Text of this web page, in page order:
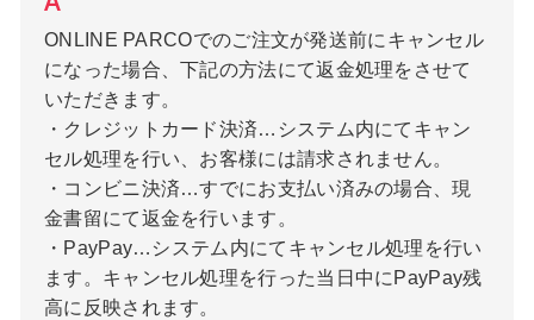
ONLINE PARCOでのご注文が発送前にキャンセル
になった場合、下記の方法にて返金処理をさせて
いただきます。
・クレジットカード決済…システム内にてキャン
セル処理を行い、お客様には請求されません。
・コンビニ決済…すでにお支払い済みの場合、現
金書留にて返金を行います。
・PayPay…システム内にてキャンセル処理を行い
ます。キャンセル処理を行った当日中にPayPay残
高に反映されます。